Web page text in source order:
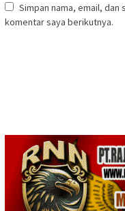
Simpan nama, email,
komentar saya berikutnya.